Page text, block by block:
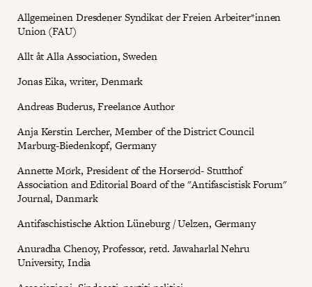
Allgemeinen Dresdener Syndikat der Freien Arbeiter*innen
Union (FAU)
Allt åt Alla Association, Sweden
Jonas Eika, writer, Denmark
Andreas Buderus, Freelance Author
Anja Kerstin Lercher, Member of the District Council
Marburg-Biedenkopf, Germany
Annette Mørk, President of the Horserød- Stutthof
Association and Editorial Board of the "Antifascistisk Forum"
Journal, Danmark
Antifaschistische Aktion Lüneburg / Uelzen, Germany
Anuradha Chenoy, Professor, retd. Jawaharlal Nehru
University, India